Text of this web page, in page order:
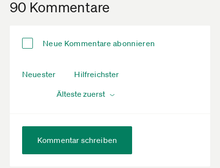
90 Kommentare
Neue Kommentare abonnieren
Neuester Hilfreichster
Kommentar schreiben